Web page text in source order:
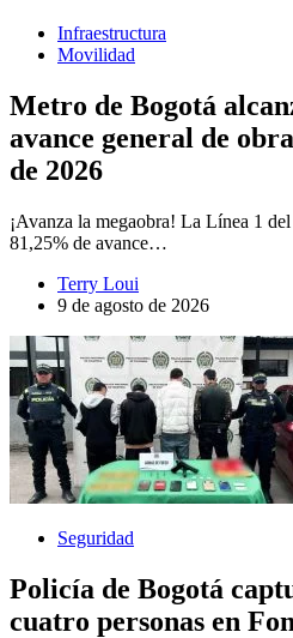
Infraestructura
Movilidad
Metro de Bogotá
avance general de
de 2026
¡Avanza la megaobra! La Línea 1
81,25% de avance…
Terry Loui
9 de agosto de 2026
Seguridad
Policía de Bogotá
cuatro personas en